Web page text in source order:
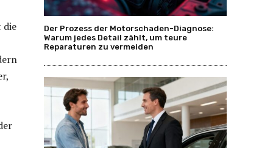
die
Der Prozess der Motorschaden-Diagnose:
Warum jedes Detail zählt, um teure
Reparaturen zu vermeiden